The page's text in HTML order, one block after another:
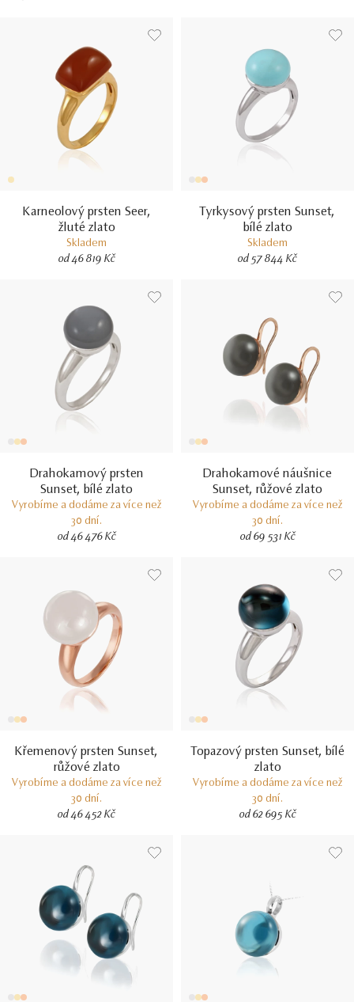
Karneolový prsten Seer,
žluté zlato
Skladem
od 46 819 Kč
Tyrkysový prsten Sunset,
bílé zlato
Skladem
od 57 844 Kč
Drahokamový prsten
Sunset, bílé zlato
Vyrobíme a dodáme za více než
30 dní.
od 46 476 Kč
Drahokamové náušnice
Sunset, růžové zlato
Vyrobíme a dodáme za více než
30 dní.
od 69 531 Kč
Křemenový prsten Sunset,
růžové zlato
Vyrobíme a dodáme za více než
30 dní.
od 46 452 Kč
Topazový prsten Sunset, bílé
zlato
Vyrobíme a dodáme za více než
30 dní.
od 62 695 Kč